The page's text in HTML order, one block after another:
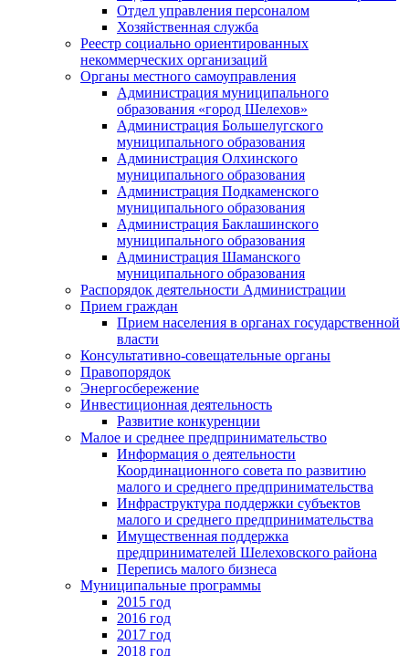
Отдел управления персоналом
Хозяйственная служба
Реестр социально ориентированных
некоммерческих организаций
Органы местного самоуправления
Администрация муниципального
образования «город Шелехов»
Администрация Большелугского
муниципального образования
Администрация Олхинского
муниципального образования
Администрация Подкаменского
муниципального образования
Администрация Баклашинского
муниципального образования
Администрация Шаманского
муниципального образования
Распорядок деятельности Администрации
Прием граждан
Прием населения в органах государственной
власти
Консультативно-совещательные органы
Правопорядок
Энергосбережение
Инвестиционная деятельность
Развитие конкуренции
Малое и среднее предпринимательство
Информация о деятельности
Координационного совета по развитию
малого и среднего предпринимательства
Инфраструктура поддержки субъектов
малого и среднего предпринимательства
Имущественная поддержка
предпринимателей Шелеховского района
Перепись малого бизнеса
Муниципальные программы
2015 год
2016 год
2017 год
2018 год